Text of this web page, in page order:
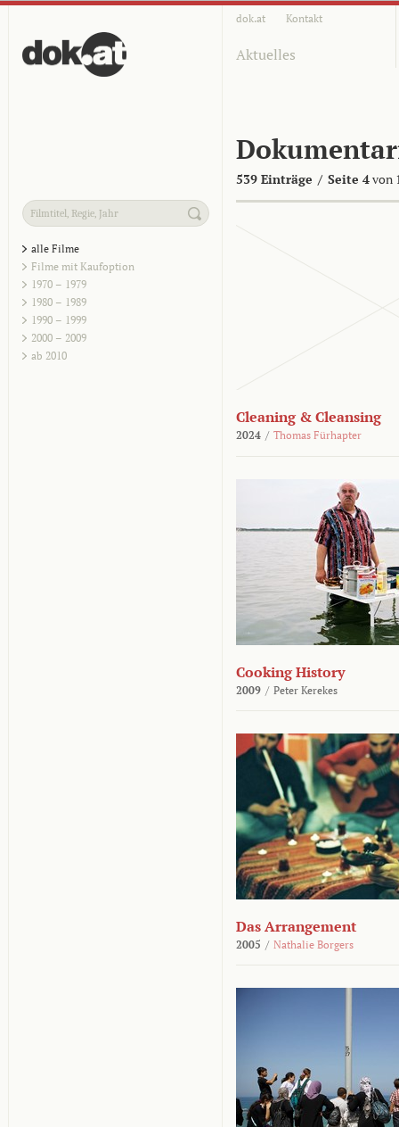
dok.at Kontakt
Aktuelles
539 Einträge / Seite 4von
alle Filme
Filme mit Kaufoption
1970 – 1979
1980 – 1989
1990 – 1999
2000 – 2009
ab 2010
Cleaning & Cleansing
2024 / Thomas Fürhapter
Cooking History
2009 / Peter Kerekes
Das Arrangement
2005 / Nathalie Borgers